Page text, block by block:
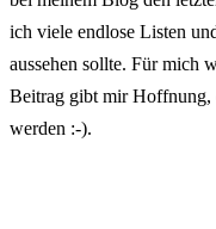
ich viele endlose Listen
aussehen sollte. Für mich
Beitrag gibt mir Hoffnung,
werden :-).